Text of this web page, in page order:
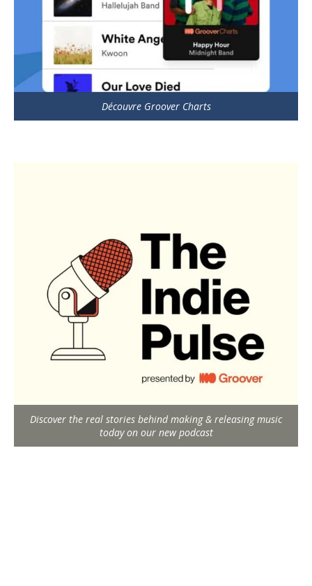
Découvre Groover Charts
Discover the real stories behind making & releasing music
today on our new podcast